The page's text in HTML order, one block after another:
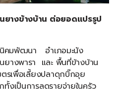
ยางข้างบ้าน ต่อยอดแปรรูป
มพัฒนา อำเภอมะนัง
ยางพารา และ พื้นที่ข้างบ้าน
รเพื่อเลี้ยงปลาดุกบิ๊กอุย
งเป็นการลดรายจ่ายในครัว